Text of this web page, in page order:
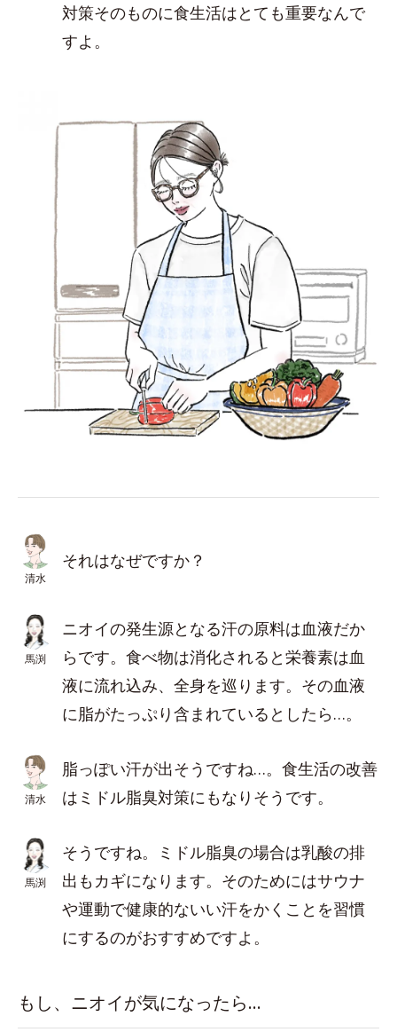
対策そのものに食生活はとても重要なんで
すよ。
清水
それはなぜですか？
馬渕
ニオイの発生源となる汗の原料は血液だか
らです。食べ物は消化されると栄養素は血
液に流れ込み、全身を巡ります。その血液
に脂がたっぷり含まれているとしたら…。
清水
脂っぽい汗が出そうですね…。食生活の改善
はミドル脂臭対策にもなりそうです。
馬渕
そうですね。ミドル脂臭の場合は乳酸の排
出もカギになります。そのためにはサウナ
や運動で健康的ないい汗をかくことを習慣
にするのがおすすめですよ。
もし、ニオイが気になったら…